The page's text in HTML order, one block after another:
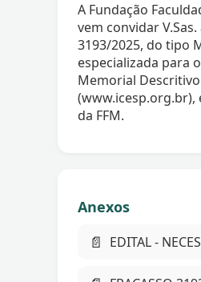
A Fundação
vem convidar
3193/2025, do tipo
especializada para
Memorial
(www.icesp.org.br),
da FFM.
Anexos
📄 EDITAL -